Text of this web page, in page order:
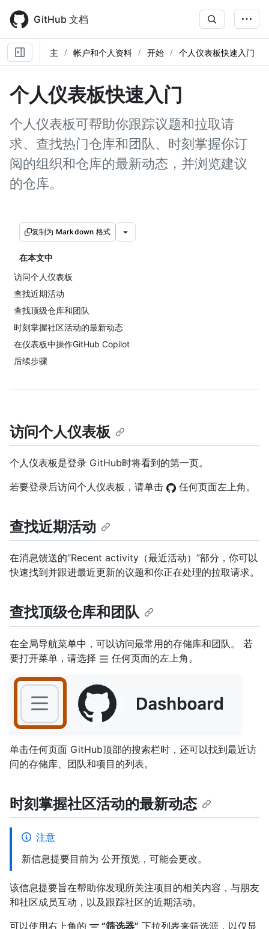
main
content
GitHub 文档
主 帐户和个人资料 开始 个人仪表板快速入门
个人仪表板快速入门
个人仪表板可帮助你跟踪议题和拉取请
求、查找热门仓库和团队、时刻掌握你订
阅的组织和仓库的最新动态，并浏览建议
的仓库。
复制为 Markdown 格式
在本文中
访问个人仪表板
查找近期活动
查找顶级仓库和团队
时刻掌握社区活动的最新动态
在仪表板中操作GitHub Copilot
后续步骤
访问个人仪表板
个人仪表板是登录 GitHub时将看到的第一页。
若要登录后访问个人仪表板，请单击
任何页面左上角。
查找近期活动
在消息馈送的“Recent activity（最近活动）”部分，你可以
快速找到并跟进最近更新的议题和你正在处理的拉取请求。
查找顶级仓库和团队
在全局导航菜单中，可以访问最常用的存储库和团队。 若
要打开菜单，请选择
任何页面的左上角。
单击任何页面 GitHub顶部的搜索栏时，还可以找到最近访
问的存储库、团队和项目的列表。
时刻掌握社区活动的最新动态
注意
新信息提要目前为 公开预览，可能会更改。
该信息提要旨在帮助你发现所关注项目的相关内容，与朋友
和社区成员互动，以及跟踪社区的近期活动。
可以使用右上角的
“筛选器” 下拉列表来筛选源，以仅显